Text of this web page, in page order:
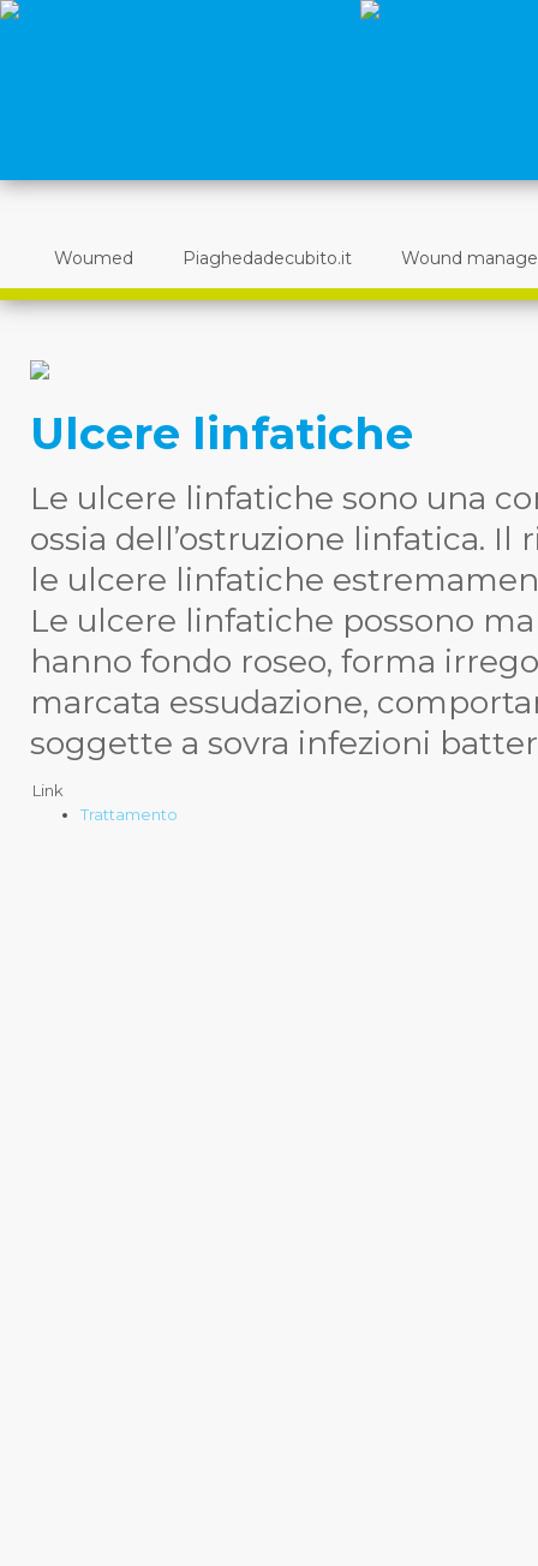
Woumed Piaghedadecubito.it Wound
Ulcere linfatiche
Le ulcere linfatiche sono una
ossia dell’ostruzione linfatica.
le ulcere linfatiche
Le ulcere linfatiche possono
hanno fondo roseo, forma
marcata essudazione,
soggette a sovra infezioni
Link
Trattamento